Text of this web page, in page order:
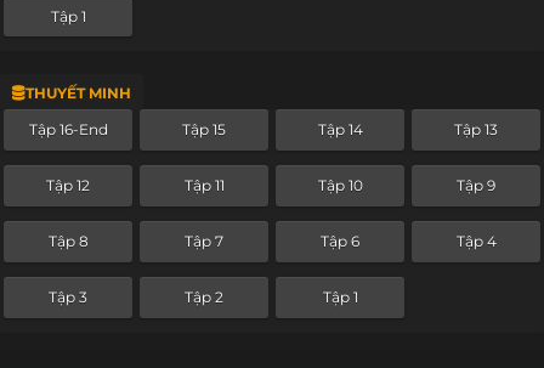
Tập 1
THUYẾT MINH
Tập 16-End Tập 15 Tập 14 Tập 13
Tập 12 Tập 11 Tập 10 Tập 9
Tập 8 Tập 7 Tập 6 Tập 4
Tập 3 Tập 2 Tập 1